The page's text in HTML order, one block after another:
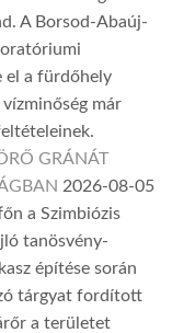
A Borsod-Abaúj-
el a fürdőhely
már
GRÁNÁT
2026-08-05
a Szimbiózis
tanösvény-
építése során
tárgyat fordított
a területet